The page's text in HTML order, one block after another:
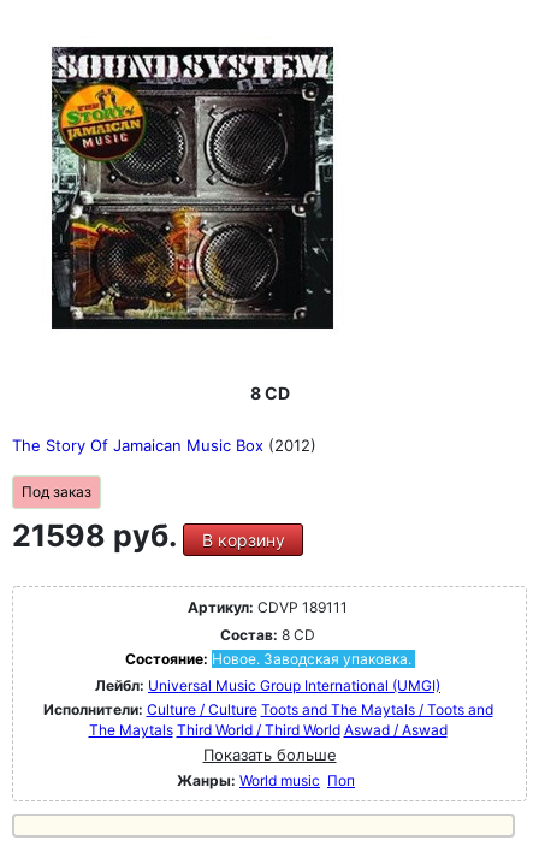
8 CD
The Story Of Jamaican Music Box (2012)
Под заказ
21598 руб. В корзину
Артикул: CDVP 189111
Состав: 8 CD
Состояние: Новое. Заводская упаковка.
Лейбл: Universal Music Group International (UMGI)
Исполнители: Culture / Culture Toots and The Maytals / Toots and
The Maytals Third World / Third World Aswad / Aswad
Показать больше
Жанры: World music Поп